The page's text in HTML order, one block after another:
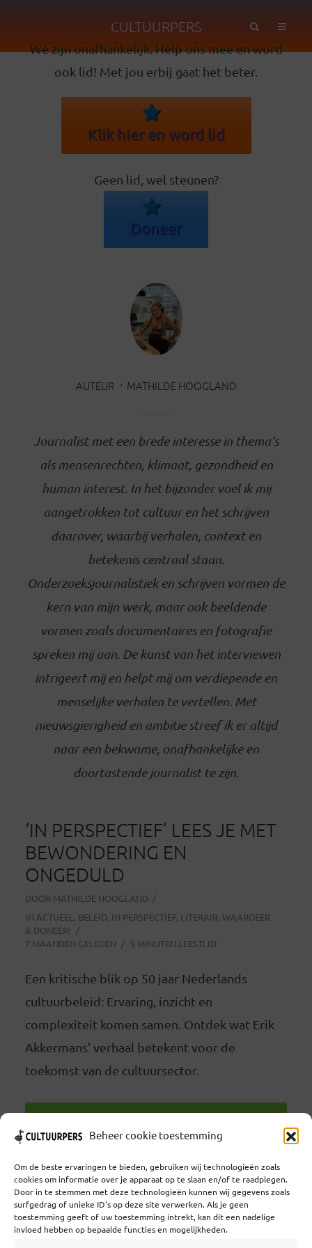
Beheer cookie toestemming
Om de beste ervaringen te bieden, gebruiken wij technologieën zoals
cookies om informatie over je apparaat op te slaan en/of te raadplegen.
Door in te stemmen met deze technologieën kunnen wij gegevens zoals
surfgedrag of unieke ID's op deze site verwerken. Als je geen
toestemming geeft of uw toestemming intrekt, kan dit een nadelige
invloed hebben op bepaalde functies en mogelijkheden.
CULTUURPERS
We zijn onafhankelijk. Help ons mee en word
ook lid! Met jou erbij gaat het beter.
Klik hier en word lid
Geen lid, wel steunen?
Doneer
AUTEUR MATHILDE HOOGLAND
Journalist met een brede interesse in thema’s
als mensenrechten, klimaat, gezondheid en
human interest. In het bijzonder voel ik mij
aangetrokken tot cultuur en het schrijven
daarover, waarbij verhalen, context en
betekenis centraal staan.
Onderzoeksjournalistiek en schrijven vormen de
kern van mijn werk, maar ook beeldende
vormen zoals documentaires en fotografie
spreken mij aan. De kunst van het interviewen
intrigeert mij en helpt mij om verdiepende en
menselijke verhalen te vertellen. Met
nieuwsgierigheid en ambitie streef ik er altijd
naar een bekwame, onafhankelijke en
doortastende journalist te zijn.
‘IN PERSPECTIEF’ LEES JE MET
BEWONDERING EN
ONGEDULD
DOOR MATHILDE HOOGLAND
IN ACTUEEL , BELEID, IN PERSPECTIEF, LITERAIR, WAARDEER
& DONEER!
7 MAANDEN GELEDEN
5 MINUTEN LEESTIJD
Een kritische blik op 50 jaar Nederlands
cultuurbeleid: Ervaring, inzicht en
complexiteit komen samen. Ontdek wat Erik
Akkermans’ verhaal betekent voor de
toekomst van de cultuursector.
Coöperatief Cultureel Persbureau U.A. | Salzburg 29 |
3524KS Utrecht | KvK: 55573592 |Btw: